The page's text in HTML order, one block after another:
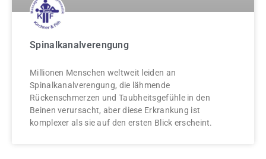
Spinalkanalverengung
Millionen Menschen weltweit leiden an
Spinalkanalverengung, die lähmende
Rückenschmerzen und Taubheitsgefühle in den
Beinen verursacht, aber diese Erkrankung ist
komplexer als sie auf den ersten Blick erscheint.